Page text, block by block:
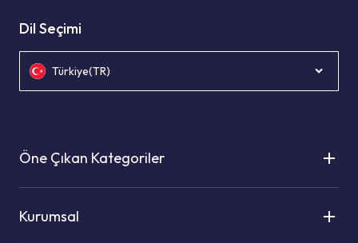
Dil Seçimi
Türkiye(TR)
Öne Çıkan Kategoriler
Kurumsal